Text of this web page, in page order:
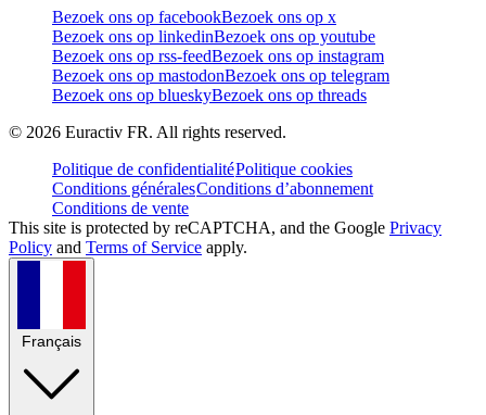
Bezoek ons op facebookBezoek ons op x
Bezoek ons op linkedinBezoek ons op youtube
Bezoek ons op rss-feedBezoek ons op instagram
Bezoek ons op mastodonBezoek ons op telegram
Bezoek ons op blueskyBezoek ons op threads
© 2026 Euractiv FR. All rights reserved.
Politique de confidentialitéPolitique cookies
Conditions généralesConditions d’abonnement
Conditions de vente
This site is protected by reCAPTCHA, and the Google Privacy
Policy and Terms of Service apply.
Français